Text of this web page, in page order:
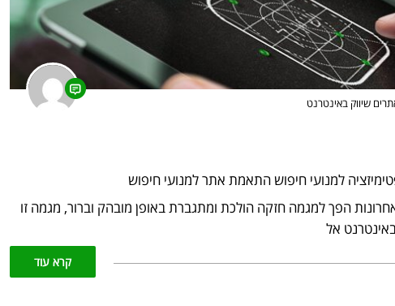
שיווק באינטרנט
למנועי חיפוש התאמת אתר למנועי חיפוש
הפך למגמה חזקה הולכת ומתגברת באופן מובהק וברור, מגמה זו
אל
קרא עוד